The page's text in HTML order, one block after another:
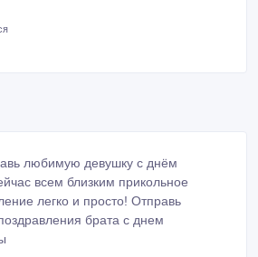
любимую девушку с днём
всем близким прикольное
легко и просто! Отправь
брата с днем